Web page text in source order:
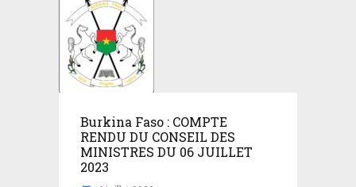
Burkina Faso : COMPTE
RENDU DU CONSEIL DES
MINISTRES DU 06 JUILLET
2023